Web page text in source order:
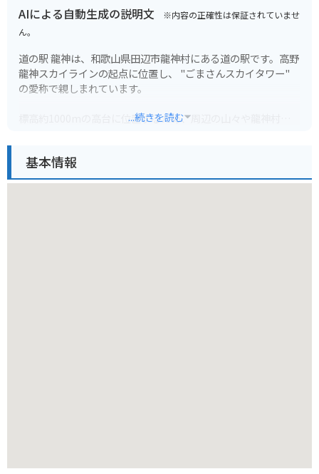
AIによる自動生成の説明文 ※内容の正確性は保証されていませ
ん。
道の駅 龍神は、和歌山県田辺市龍神村にある道の駅です。高野
龍神スカイラインの起点に位置し、 "ごまさんスカイタワー"
の愛称で親しまれています。
標高約1000mの高台に位置するため、周辺の山々や龍神村を一
ラン、特産品販売所、情報コーナーなどが併設されており、地
元の特産品である、ごま豆腐や猪肉、鹿肉を使った料理などを
...続きを読む
基本情報